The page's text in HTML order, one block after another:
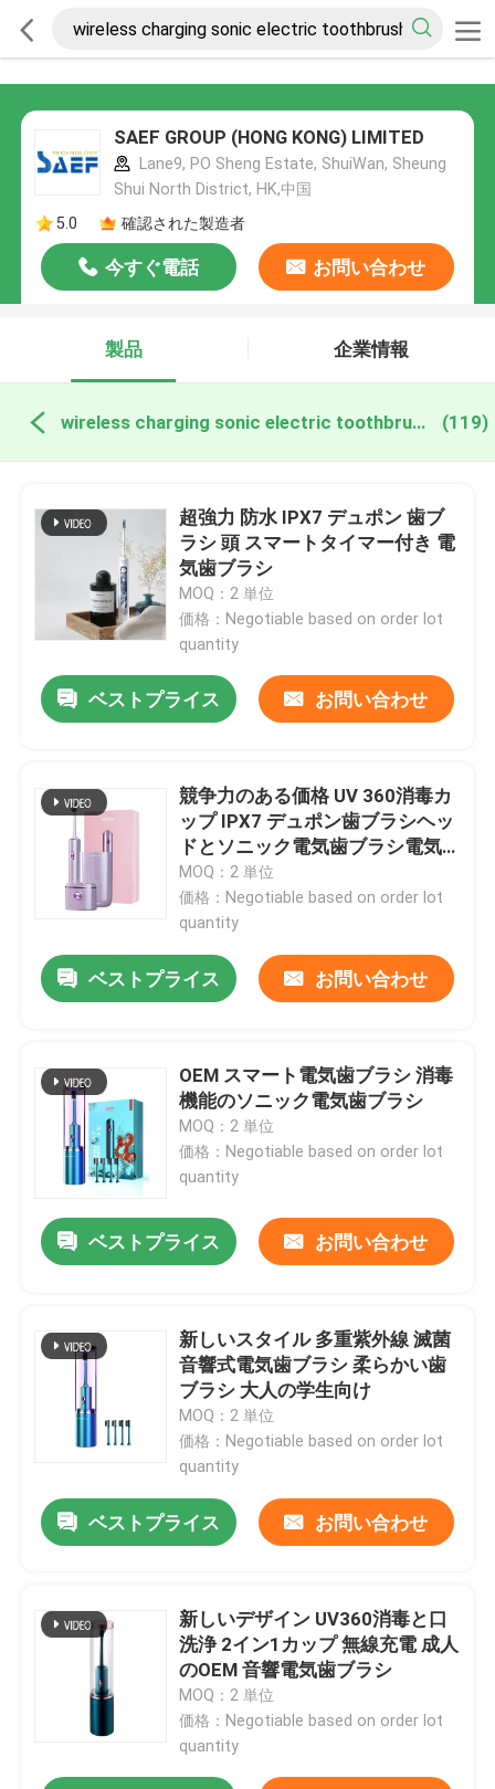
SAEF GROUP (HONG KONG) LIMITED
Lane9, PO Sheng Estate, ShuiWan, Sheung
Shui North District, HK,中国
5.0
確認された製造者
今すぐ電話 お問い合わせ
製品 企業情報
wireless charging sonic electric toothbrush オンライン製造 (119)
超強力 防水 IPX7 デュポン 歯ブ
ラシ 頭 スマートタイマー付き 電
気歯ブラシ
MOQ：2 単位
価格：Negotiable based on order lot
quantity
ベストプライス お問い合わせ
競争力のある価格 UV 360消毒カ
ップ IPX7 デュポン歯ブラシヘッ
ドとソニック電気歯ブラシ電気
歯ブラシ
MOQ：2 単位
価格：Negotiable based on order lot
quantity
ベストプライス お問い合わせ
OEM スマート電気歯ブラシ 消毒
機能のソニック電気歯ブラシ
MOQ：2 単位
価格：Negotiable based on order lot
quantity
ベストプライス お問い合わせ
新しいスタイル 多重紫外線 滅菌
音響式電気歯ブラシ 柔らかい歯
ブラシ 大人の学生向け
MOQ：2 単位
価格：Negotiable based on order lot
quantity
ベストプライス お問い合わせ
新しいデザイン UV360消毒と口
洗浄 2イン1カップ 無線充電 成人
のOEM 音響電気歯ブラシ
MOQ：2 単位
価格：Negotiable based on order lot
quantity